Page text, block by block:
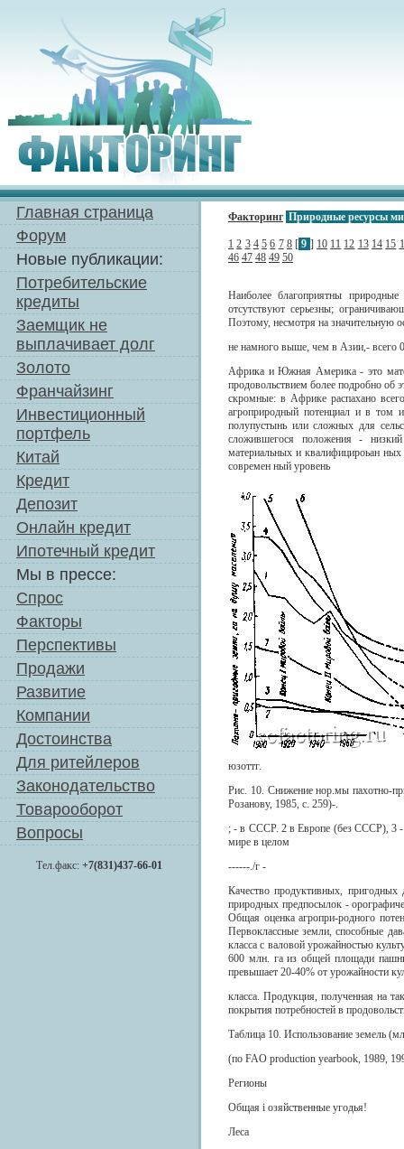
Главная страница
Форум
Новые публикации:
Потребительские
кредиты
Заемщик не
выплачивает долг
Золото
Франчайзинг
Инвестиционный
портфель
Китай
Кредит
Депозит
Онлайн кредит
Ипотечный кредит
Мы в прессе:
Спрос
Факторы
Перспективы
Продажи
Развитие
Компании
Достоинства
Для ритейлеров
Законодательство
Товарооборот
Вопросы
Тел.факс: +7(831)437-66-01
Факторинг Природные ресурсы
1 2 3 4 5 6 7 8[ 9 ] 10 11 12 13 14 15
46 47 48 49 50
Наиболее благоприятны
отсутствуют серьезны;
Поэтому, несмотря на значительную
не намного выше, чем в Азии,- всего
Африка и Южная Америка - это
продовольствием более подробно об
скромные: в Африке распахано
агроприродный потенциал и в том
полупустынь или сложных для
сложившегося положения -
материальных и квалифицироьан ных
современ ный уровень
юзоттг.
Рис. 10. Снижение нор.мы пахотно-
Розанову, 1985, с. 259)-.
; - в СССР. 2 в Европе (без СССР), 3
мире в целом
------./г -
Качество продуктивных,
природных предпосылок -
Общая оценка агропри-родного
Первоклассные земли, способные
класса с валовой урожайностью
600 млн. га из общей площади
превышает 20-40% от урожайности
класса. Продукция, полученная на
покрытия потребностей в
Таблица 10. Использование земель
(по FAO production yearbook, 1989,
Регионы
Общая i озяйственные угодья!
Леса